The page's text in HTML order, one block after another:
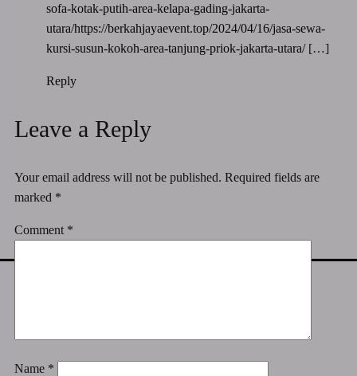
sofa-kotak-putih-area-kelapa-gading-jakarta-
utara/https://berkahjayaevent.top/2024/04/16/jasa-sewa-
kursi-susun-kokoh-area-tanjung-priok-jakarta-utara/[…]
Reply
Leave a Reply
Your email address will not be published. Required fields are
marked *
Comment *
Name *